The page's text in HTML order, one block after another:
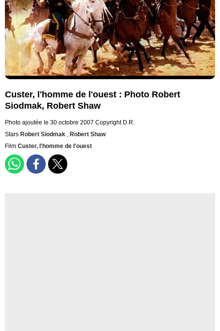
Custer, l'homme de l'ouest : Photo Robert
Siodmak, Robert Shaw
Photo ajoutée le 30 octobre 2007 Copyright D.R.
Stars Robert Siodmak , Robert Shaw
Film Custer, l'homme de l'ouest